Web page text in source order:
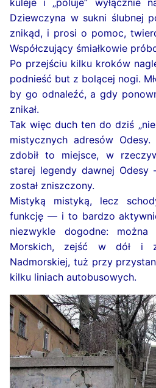
kuleje i „poluje” wyłącznie
Dziewczyna w sukni ślubnej
znikąd, i prosi o pomoc,
Współczujący śmiałkowie
Po przejściu kilku kroków
podnieść but z bolącej nogi.
by go odnaleźć, a gdy
znikał.
Tak więc duch ten do dziś
mistycznych adresów
zdobił to miejsce, w
starej legendy dawnej
został zniszczony.
Mistyką mistyką, lecz
funkcję — i to bardzo
niezwykle dogodne:
Morskich, zejść w dół i
Nadmorskiej, tuż przy
kilku liniach autobusowych.